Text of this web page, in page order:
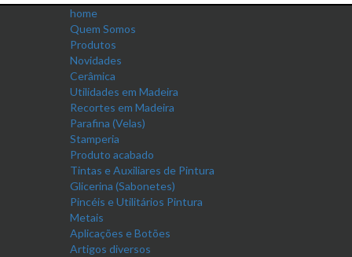
home
Quem Somos
Produtos
Novidades
Cerâmica
Utilidades em Madeira
Recortes em Madeira
Parafina (Velas)
Stamperia
Produto acabado
Tintas e Auxiliares de Pintura
Glicerina (Sabonetes)
Pincéis e Utilitários Pintura
Metais
Aplicações e Botões
Artigos diversos